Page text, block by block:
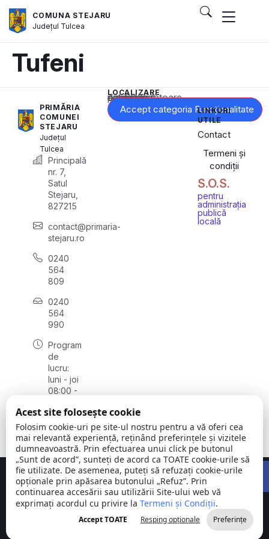
COMUNA STEJARU
Județul Tulcea
Tufeni
PRIMĂRIA
COMUNEI
STEJARU
Județul
Tulcea
Principală
nr. 7,
Satul
Stejaru,
827215
contact@primaria-
stejaru.ro
0240
564
809
0240
564
990
Program
de
lucru:
luni - joi
08:00 -
vineri
08:00 -
14:00
LOCALIZARE
Acest conținut este blocat până când acceptați categoria corespunzătoare de cookie-uri.
Accept categoria Funcționalitate
LINKURI
UTILE
Contact
Termeni și
condiții
S.O.S.
pentru
administrația
publică
locală
Comuna
Stejaru |
județul Tulcea
©
2026
Toate
drepturile
rezervate
Concept realizat deBig Media Relații Publice SRL
Acest site folosește cookie
Folosim cookie-uri pe site-ul nostru pentru a vă oferi cea
mai relevantă experiență, reținând preferințele și vizitele
dumneavoastră. Prin efectuarea unui click pe butonul
„Sunt de acord”, sunteți de acord ca TOATE cookie-urile să
fie utilizate. De asemenea, puteți să refuzați cookie-urile
opționale prin apăsarea butonului „Refuz”. Prin
continuarea accesării sau utilizării Site-ului web vă
exprimați acordul cu privire la Termeni și Condiții.
Accept TOATE Resping opționale Preferințe